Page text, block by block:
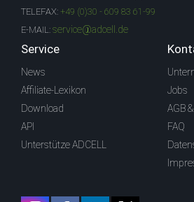
TELEFAX: +49 (0)30 - 609 83 61-99
E-MAIL: service@adcell.de
Service
News
Affiliate-Lexikon
Download
API
Unterstütze ADCELL
Jobs
AGB
FAQ